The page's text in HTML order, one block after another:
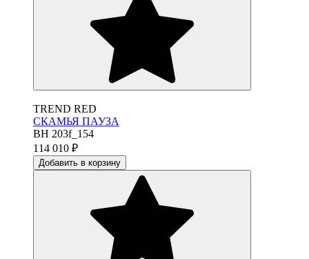
TREND RED
СКАМЬЯ ПАУЗА
BH 203f_154
114 010 ₽
Добавить в корзину